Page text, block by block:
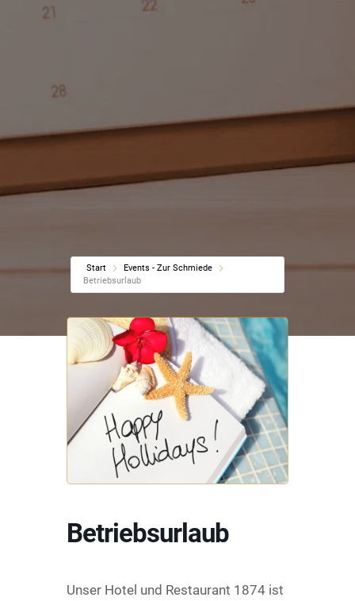
Start
Events - Zur Schmiede
Betriebsurlaub
Betriebsurlaub
Unser Hotel und Restaurant 1874 ist